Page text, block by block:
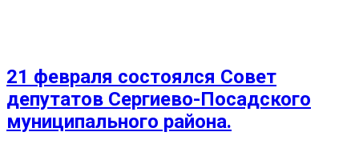
21 февраля состоялся Совет
депутатов Сергиево-Посадского
муниципального района.